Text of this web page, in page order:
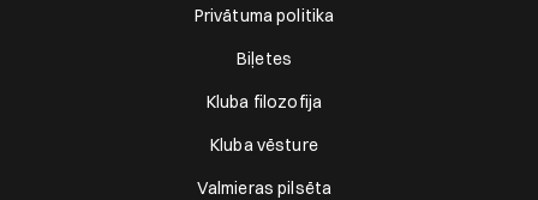
Privātuma politika
Biļetes
Kluba filozofija
Kluba vēsture
Valmieras pilsēta